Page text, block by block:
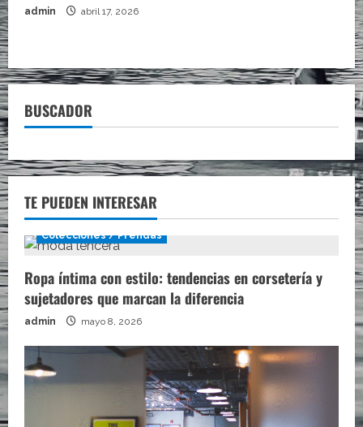
admin abril 17, 2026
BUSCADOR
TE PUEDEN INTERESAR
Colecciones / Prendas
Ropa íntima con estilo: tendencias en corsetería y
sujetadores que marcan la diferencia
admin mayo 8, 2026